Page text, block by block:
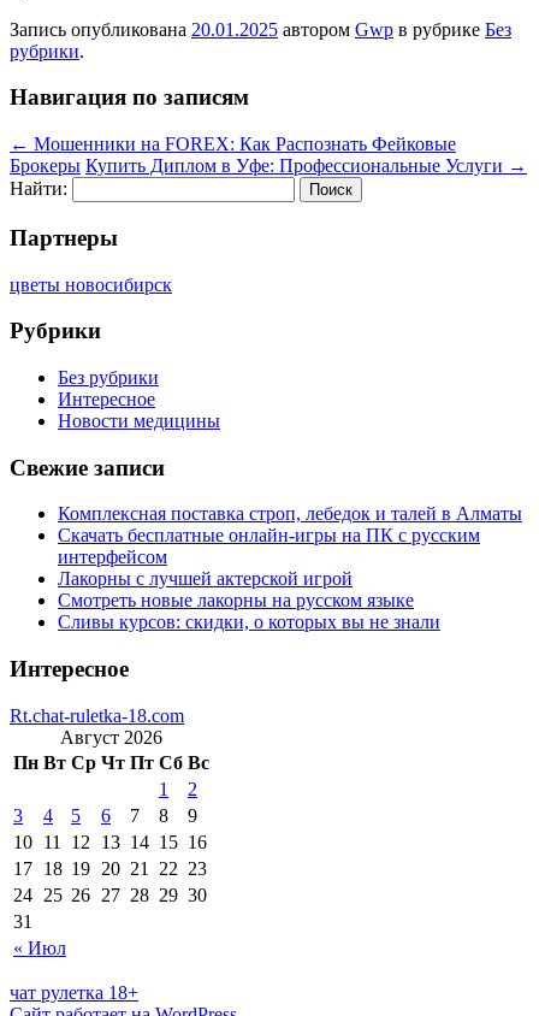
Запись опубликована 20.01.2025 автором Gwp в рубрике Без
рубрики.
Навигация по записям
← Мошенники на FOREX: Как Распознать Фейковые
Брокеры Купить Диплом в Уфе: Профессиональные Услуги →
Найти:
Партнеры
цветы новосибирск
Рубрики
Без рубрики
Интересное
Новости медицины
Свежие записи
Комплексная поставка строп, лебедок и талей в Алматы
Скачать бесплатные онлайн-игры на ПК с русским
интерфейсом
Лакорны с лучшей актерской игрой
Смотреть новые лакорны на русском языке
Сливы курсов: скидки, о которых вы не знали
Интересное
Rt.chat-ruletka-18.com
Август 2026
Пн Вт Ср Чт Пт Сб Вс
« Июл
1
2
3
4 5 6 7 8
9
10 11 12 13 14 15 16
17 18 19 20 21 22 23
24 25 26 27 28 29 30
31
чат рулетка 18+